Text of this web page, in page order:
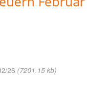
26 (7201.15 kb)